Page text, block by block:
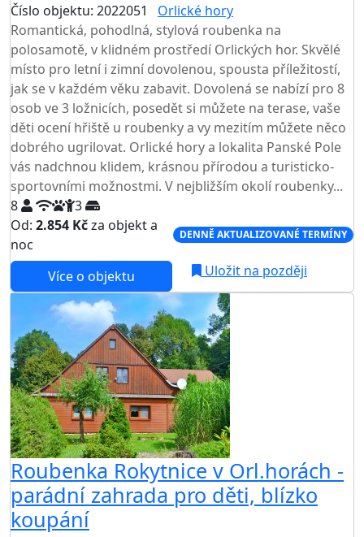
Číslo objektu: 2022051 Orlické hory
Romantická, pohodlná, stylová roubenka na
polosamotě, v klidném prostředí Orlických hor. Skvělé
místo pro letní i zimní dovolenou, spousta příležitostí,
jak se v každém věku zabavit. Dovolená se nabízí pro 8
osob ve 3 ložnicích, posedět si můžete na terase, vaše
děti ocení hřiště u roubenky a vy mezitím můžete něco
dobrého ugrilovat. Orlické hory a lokalita Panské Pole
vás nadchnou klidem, krásnou přírodou a turisticko-
sportovními možnostmi. V nejbližším okolí roubenky...
8
3
Od: 2.854 Kčza objekt a
noc
DENNĚ AKTUALIZOVANÉ TERMÍNY
Více o objektu Uložit na později
Roubenka Rokytnice v Orl.horách -
parádní zahrada pro děti, blízko
koupání